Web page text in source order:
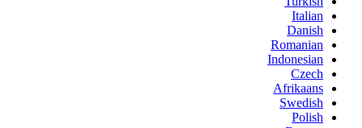
Italian
Danish
Romanian
Indonesian
Czech
Afrikaans
Swedish
Polish